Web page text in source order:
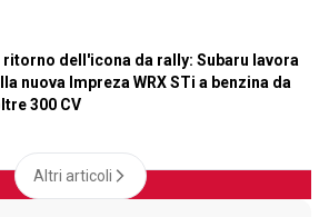
Il ritorno dell'icona da rally: Subaru lavora
nuova Impreza WRX STi a benzina da
300 CV
Altri articoli